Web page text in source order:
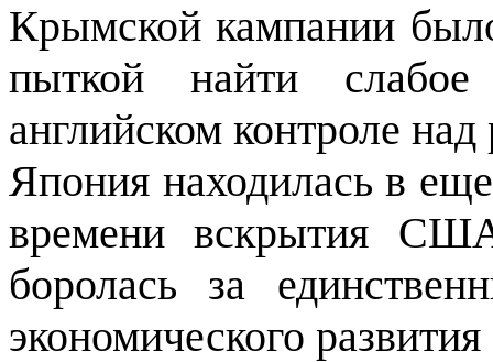
Крымской кампа­нии
пыткой найти
английском контроле
Япония находилась в
времени вскрытия
боролась за
экономического